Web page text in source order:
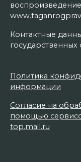
Контактные
государственных
Политика
информации
Согласие на
помощью
top.mail.ru